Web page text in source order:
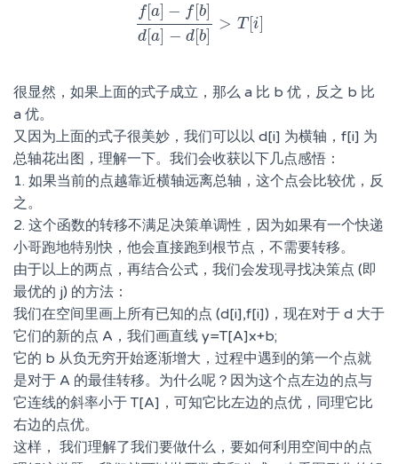
f[a] − f[b]
d[a] − d[b]
> T [i]
f[a]−f[b]d[a ]− d[b]
很显然，如果上面的式子成立，那么 a 比 b 优，反之 b 比
a 优。
又因为上面的式子很美妙，我们可以以 d[i] 为横轴，f[i] 为
总轴花出图，理解一下。我们会收获以下几点感悟：
1. 如果当前的点越靠近横轴远离总轴，这个点会比较优，反
之。
2. 这个函数的转移不满足决策单调性，因为如果有一个快递
小哥跑地特别快，他会直接跑到根节点，不需要转移。
由于以上的两点，再结合公式，我们会发现寻找决策点 (即
最优的 j) 的方法：
我们在空间里画上所有已知的点 (d[i],f[i])，现在对于 d 大于
它们的新的点 A，我们画直线 y=T[A]x+b;
它的 b 从负无穷开始逐渐增大，过程中遇到的第一个点就
是对于 A 的最佳转移。为什么呢？因为这个点左边的点与
它连线的斜率小于 T[A]，可知它比左边的点优，同理它比
右边的点优。
这样， 我们理解了我们要做什么，要如何利用空间中的点